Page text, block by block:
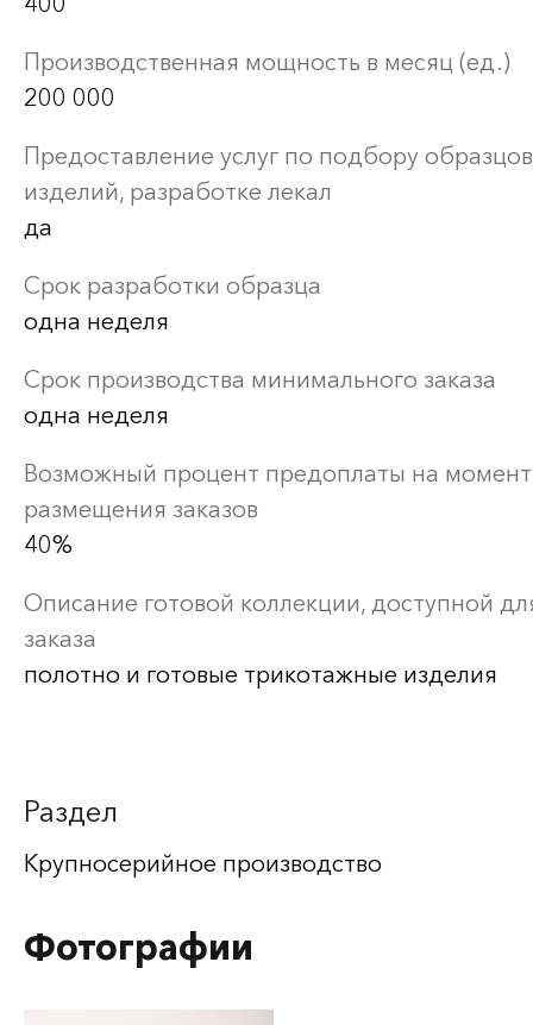
Производственная мощность в месяц (ед.)
200 000
Предоставление услуг по подбору образцов
изделий, разработке лекал
да
Срок разработки образца
одна неделя
Срок производства минимального заказа
одна неделя
Возможный процент предоплаты на момент
размещения заказов
40%
Описание готовой коллекции, доступной
заказа
полотно и готовые трикотажные изделия
Раздел
Крупносерийное производство
Фотографии